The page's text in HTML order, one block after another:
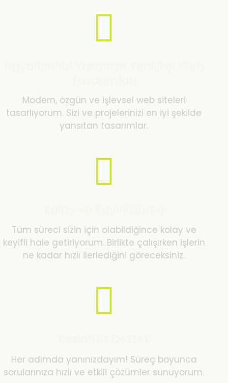
Modern, özgün ve işlevsel web siteleri
tasarlıyorum. Sizi ve projelerinizi en iyi şekilde
yansıtan tasarımlar.
Tüm süreci sizin için olabildiğince kolay ve
keyifli hale getiriyorum. Birlikte çalışırken işlerin
ne kadar hızlı ilerlediğini göreceksiniz.
Her adımda yanınızdayım! Süreç boyunca
sorularınıza hızlı ve etkili çözümler sunuyorum.